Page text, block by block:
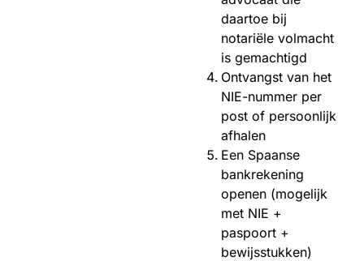
daartoe bij
notariële volmacht
is gemachtigd
Ontvangst van het
NIE-nummer per
post of persoonlijk
afhalen
Een Spaanse
bankrekening
openen (mogelijk
met NIE +
paspoort +
bewijsstukken)